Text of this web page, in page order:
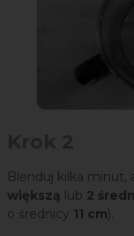
Blenduj kilka minut,
większą lub 2
o średnicy 11 cm).